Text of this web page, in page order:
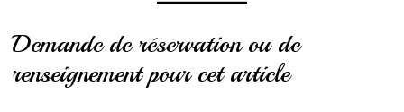
Demande de réservation ou de
renseignement pour cet article